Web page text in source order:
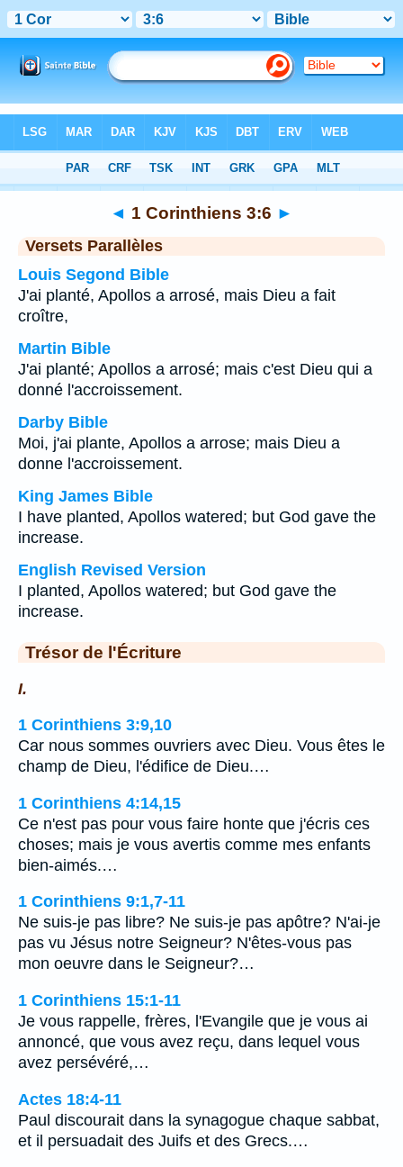
> Chapitre 3 > Verset 6
◄ 1 Corinthiens 3:6 ►
Versets Parallèles
Louis Segond Bible
J'ai planté, Apollos a arrosé, mais Dieu a fait
croître,
Martin Bible
J'ai planté; Apollos a arrosé; mais c'est Dieu qui a
donné l'accroissement.
Darby Bible
Moi, j'ai plante, Apollos a arrose; mais Dieu a
donne l'accroissement.
King James Bible
I have planted, Apollos watered; but God gave the
increase.
English Revised Version
I planted, Apollos watered; but God gave the
increase.
Trésor de l'Écriture
I.
1 Corinthiens 3:9,10
Car nous sommes ouvriers avec Dieu. Vous êtes le
champ de Dieu, l'édifice de Dieu.…
1 Corinthiens 4:14,15
Ce n'est pas pour vous faire honte que j'écris ces
choses; mais je vous avertis comme mes enfants
bien-aimés.…
1 Corinthiens 9:1,7-11
Ne suis-je pas libre? Ne suis-je pas apôtre? N'ai-je
pas vu Jésus notre Seigneur? N'êtes-vous pas
mon oeuvre dans le Seigneur?…
1 Corinthiens 15:1-11
Je vous rappelle, frères, l'Evangile que je vous ai
annoncé, que vous avez reçu, dans lequel vous
avez persévéré,…
Actes 18:4-11
Paul discourait dans la synagogue chaque sabbat,
et il persuadait des Juifs et des Grecs.…